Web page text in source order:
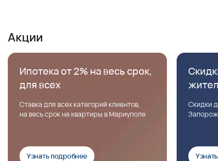
Акции
Ипотека от 2% на весь срок,
для всех
Ставка для всех категорий клиентов,
на весь срок на квартиры в Мариуполе
Узнать подробнее
Скидки